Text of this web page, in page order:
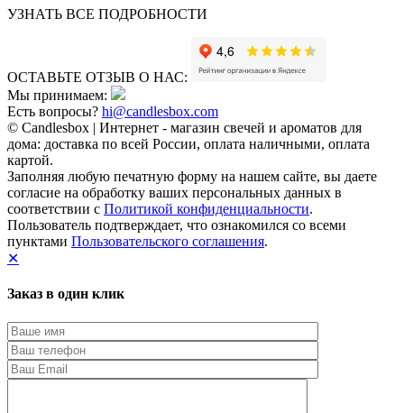
УЗНАТЬ ВСЕ ПОДРОБНОСТИ
ОСТАВЬТЕ ОТЗЫВ О НАС:
Мы принимаем:
Есть вопросы? hi@candlesbox.com
© Candlesbox | Интернет - магазин свечей и ароматов для
дома: доставка по всей России, оплата наличными, оплата
картой.
Заполняя любую печатную форму на нашем сайте, вы даете
согласие на обработку ваших персональных данных в
соответствии с Политикой конфиденциальности.
Пользователь подтверждает, что ознакомился со всеми
пунктами Пользовательского соглашения.
✕
Заказ в один клик